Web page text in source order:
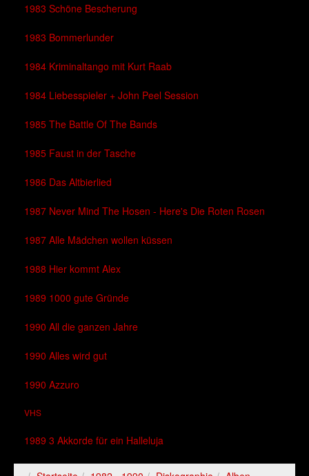
1983 Schöne Bescherung
1983 Bommerlunder
1984 Kriminaltango mit Kurt Raab
1984 Liebesspieler + John Peel Session
1985 The Battle Of The Bands
1985 Faust in der Tasche
1986 Das Altbierlied
1987 Never Mind The Hosen - Here's Die Roten Rosen
1987 Alle Mädchen wollen küssen
1988 Hier kommt Alex
1989 1000 gute Gründe
1990 All die ganzen Jahre
1990 Alles wird gut
1990 Azzuro
VHS
1989 3 Akkorde für ein Halleluja